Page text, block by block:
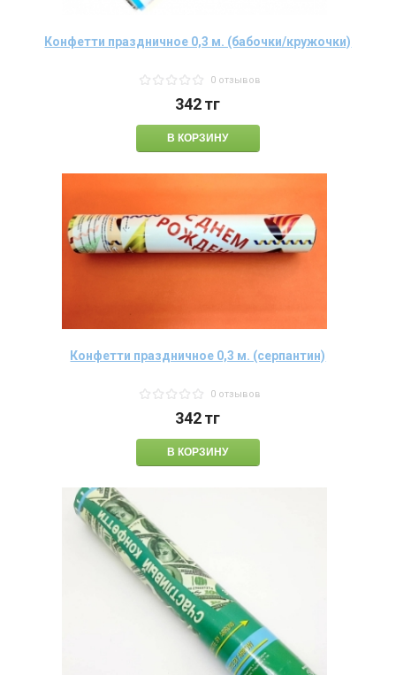
Конфетти праздничное 0,3 м. (бабочки/кружочки)
0 отзывов
342тг
Конфетти праздничное 0,3 м. (серпантин)
0 отзывов
342тг